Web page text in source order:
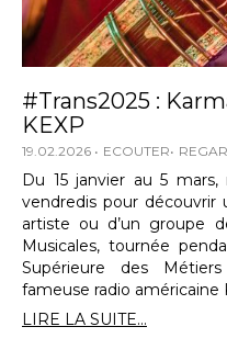
#Trans2025 :
KEXP
19.02.2026 ECOUTER
Du 15 janvier au 5
vendredis pour découvrir
artiste ou d’un groupe
Musicales, tournée
Supérieure des
fameuse radio américaine
LIRE LA SUITE...